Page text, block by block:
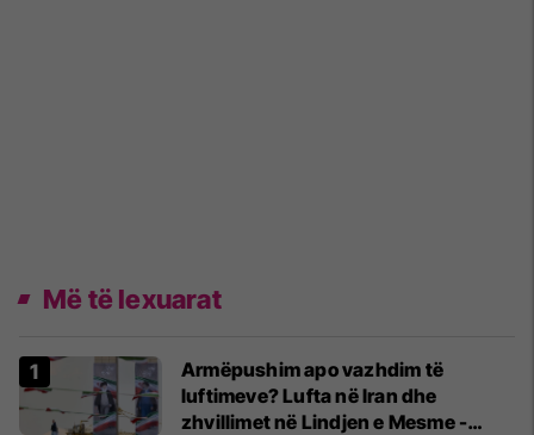
Më të lexuarat
Armëpushim apo vazhdim të
luftimeve? Lufta në Iran dhe
zhvillimet në Lindjen e Mesme -